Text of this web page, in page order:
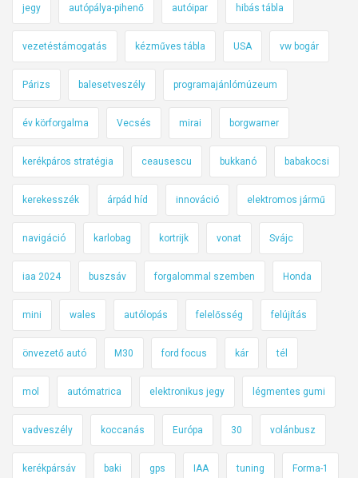
jegy autópálya-pihenő autóipar hibás tábla
vezetéstámogatás kézműves tábla USA vw bogár
Párizs balesetveszély programajánlómúzeum
év körforgalma Vecsés mirai borgwarner
kerékpáros stratégia ceausescu bukkanó babakocsi
kerekesszék árpád híd innováció elektromos jármű
navigáció karlobag kortrijk vonat Svájc
iaa 2024 buszsáv forgalommal szemben Honda
mini wales autólopás felelősség felújítás
önvezető autó M30 ford focus kár tél
mol autómatrica elektronikus jegy légmentes gumi
vadveszély koccanás Európa 30 volánbusz
kerékpársáv baki gps IAA tuning Forma-1